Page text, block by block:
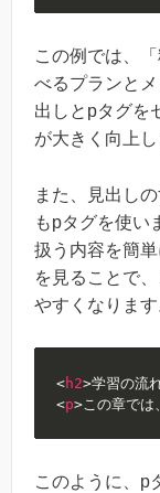
この例では、
べるプランと
出しとpタグを
が大きく向上し
また、見出し
もpタグを使い
扱う内容を簡
を見ることで
やすくなります
<h2>学習の流
<p>この章では
このように、p